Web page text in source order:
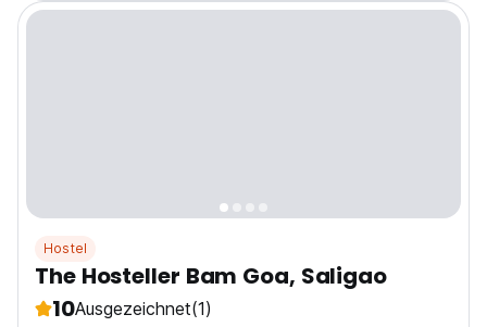
Hostel
The Hosteller Bam Goa, Saligao
10Ausgezeichnet(1)